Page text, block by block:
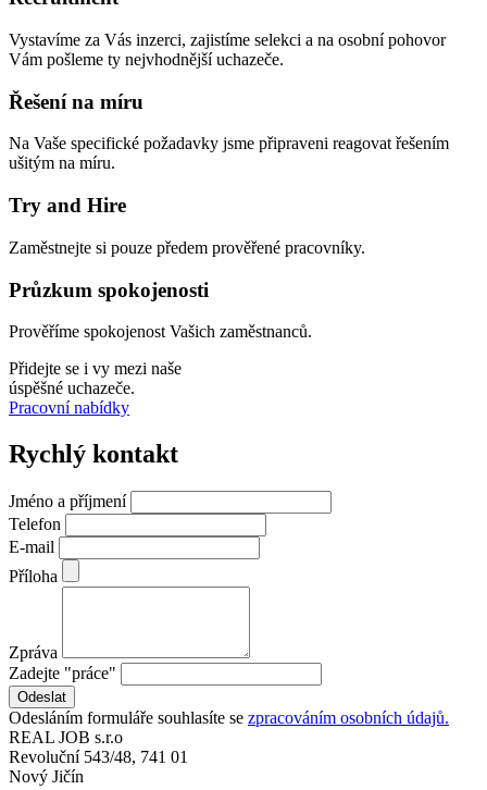
Vystavíme za Vás inzerci, zajistíme selekci a na osobní pohovor
Vám pošleme ty nejvhodnější uchazeče.
Řešení na míru
Na Vaše specifické požadavky jsme připraveni reagovat řešením
ušitým na míru.
Try and Hire
Zaměstnejte si pouze předem prověřené pracovníky.
Průzkum spokojenosti
Prověříme spokojenost Vašich zaměstnanců.
Přidejte se i vy mezi naše
úspěšné uchazeče.
Pracovní nabídky
Rychlý kontakt
Jméno a příjmení
Telefon
E-mail
Příloha
Zpráva
Zadejte "práce"
Odesláním formuláře souhlasíte se zpracováním osobních údajů.
REAL JOB s.r.o
Revoluční 543/48, 741 01
Nový Jičín